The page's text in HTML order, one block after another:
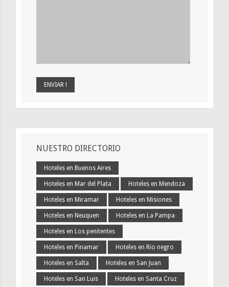
NUESTRO DIRECTORIO
Hoteles en Buenos Aires
Hoteles en Mar del Plata Hoteles en Mendoza
Hoteles en Miramar Hoteles en Misiones
Hoteles en Neuquen Hoteles en La Pampa
Hoteles en Los penitentes
Hoteles en Pinamar Hoteles en Rio negro
Hoteles en Salta Hoteles en San Juan
Hoteles en San Luis Hoteles en Santa Cruz